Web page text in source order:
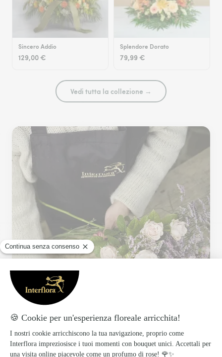
Sincero Addio
129,00 €
Splendore Dorato
79,99 €
Vedi tutta la collezione →